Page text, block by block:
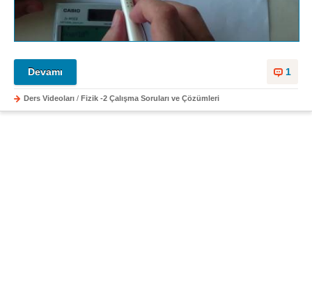
1
Devamı
Ders Videoları / Fizik -2 Çalışma Soruları ve Çözümleri